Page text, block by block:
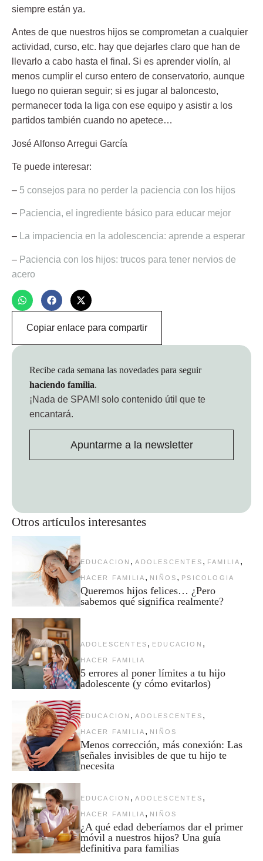
siempre están ya.
Antes de que nuestros hijos se comprometan a cualquier
actividad, curso, etc. hay que dejarles claro que han de
llevarlo a cabo hasta el final. Si es aprender violín, al
menos cumplir el curso entero de conservatorio, aunque
luego no quieran seguir; si es jugar al baloncesto,
permanecer toda la liga con ese equipo y asistir a los
partidos también cuando no apetece…
José Alfonso Arregui García
Te puede interesar:
– 5 consejos para no perder la paciencia con los hijos
– Paciencia, el ingrediente básico para educar mejor
– La impaciencia en la adolescencia: aprende a esperar
– Paciencia con los hijos: trucos para tener nervios de
acero
Copiar enlace para compartir
Otros artículos interesantes
EDUCACION , ADOLESCENTES , FAMILIA ,
HACER FAMILIA , NIÑOS , PSICOLOGIA
Queremos hijos felices… ¿Pero
sabemos qué significa realmente?
ADOLESCENTES , EDUCACION ,
HACER FAMILIA
5 errores al poner límites a tu hijo
adolescente (y cómo evitarlos)
EDUCACION , ADOLESCENTES ,
HACER FAMILIA , NIÑOS
Menos corrección, más conexión: Las
señales invisibles de que tu hijo te
necesita
EDUCACION , ADOLESCENTES ,
HACER FAMILIA , NIÑOS
¿A qué edad deberíamos dar el primer
móvil a nuestros hijos? Una guía
definitiva para familias
Recibe cada semana las novedades para seguir
haciendo familia.
¡Nada de SPAM! solo contenido útil que te
encantará.
Apuntarme a la newsletter